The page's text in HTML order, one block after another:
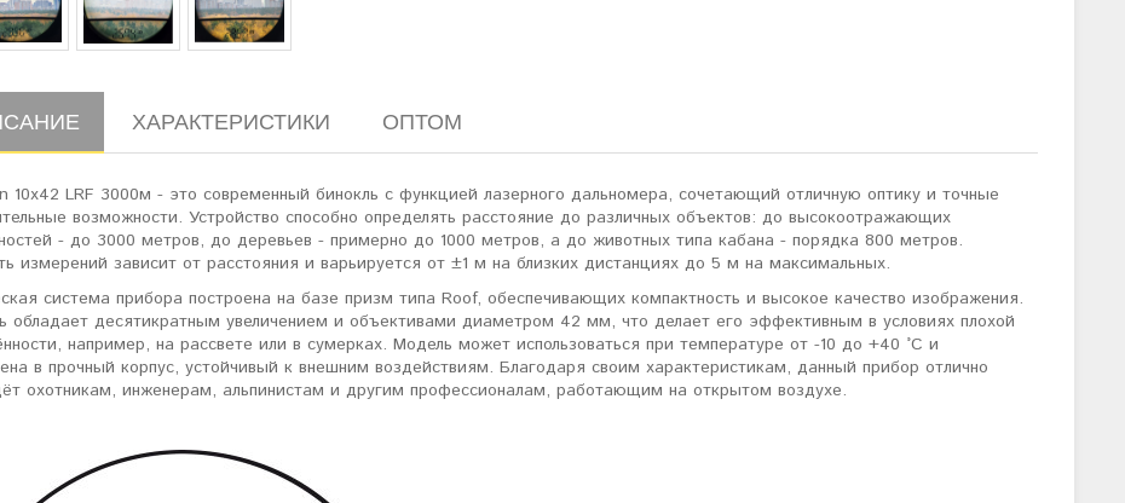
ХАРАКТЕРИСТИКИ ОПТОМ
10x42 LRF 3000м - это современный бинокль с функцией лазерного дальномера, сочетающий отличную оптику и точные
возможности. Устройство способно определять расстояние до различных объектов: до высокоотражающих
- до 3000 метров, до деревьев - примерно до 1000 метров, а до животных типа кабана - порядка 800 метров.
измерений зависит от расстояния и варьируется от ±1 м на близких дистанциях до 5 м на максимальных.
система прибора построена на базе призм типа Roof, обеспечивающих компактность и высокое качество изображения.
обладает десятикратным увеличением и объективами диаметром 42 мм, что делает его эффективным в условиях плохой
например, на рассвете или в сумерках. Модель может использоваться при температуре от -10 до +40 °C и
в прочный корпус, устойчивый к внешним воздействиям. Благодаря своим характеристикам, данный прибор отлично
охотникам, инженерам, альпинистам и другим профессионалам, работающим на открытом воздухе.